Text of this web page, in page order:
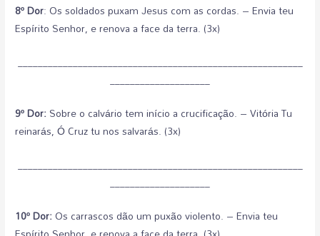
8º Dor: Os soldados puxam Jesus com as cordas. – Envia teu
Espírito Senhor, e renova a face da terra. (3x)
_________________________________________________________
____________________
9º Dor: Sobre o calvário tem início a crucificação. – Vitória Tu
reinarás, Ó Cruz tu nos salvarás. (3x)
_________________________________________________________
____________________
10º Dor: Os carrascos dão um puxão violento. – Envia teu